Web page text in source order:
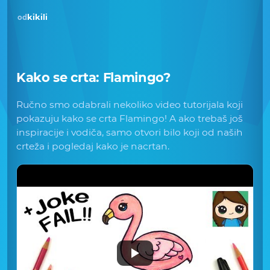
od kikili
Kako se crta: Flamingo?
Ručno smo odabrali nekoliko video tutorijala koji
pokazuju kako se crta Flamingo! A ako trebaš još
inspiracije i vodiča, samo otvori bilo koji od naših
crteža i pogledaj kako je nacrtan.